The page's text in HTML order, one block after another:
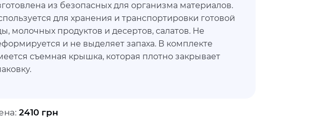
из безопасных для организма материалов.
для хранения и транспортировки готовой
молочных продуктов и десертов, салатов. Не
и не выделяет запаха. В комплекте
съемная крышка, которая плотно закрывает
2410 грн